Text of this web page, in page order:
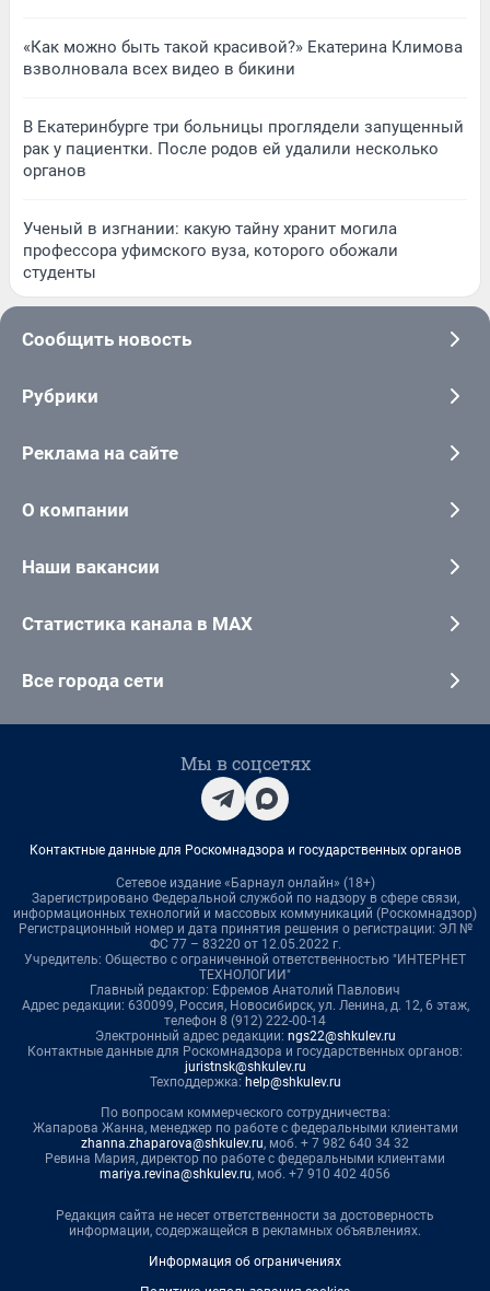
«Как можно быть такой красивой?» Екатерина Климова
взволновала всех видео в бикини
В Екатеринбурге три больницы проглядели запущенный
рак у пациентки. После родов ей удалили несколько
органов
Ученый в изгнании: какую тайну хранит могила
профессора уфимского вуза, которого обожали
студенты
Сообщить новость
Рубрики
Реклама на сайте
О компании
Наши вакансии
Статистика канала в MAX
Все города сети
Мы в соцсетях
Контактные данные для Роскомнадзора и государственных органов
Сетевое издание «Барнаул онлайн» (18+)
Зарегистрировано Федеральной службой по надзору в сфере связи,
информационных технологий и массовых коммуникаций (Роскомнадзор)
Регистрационный номер и дата принятия решения о регистрации: ЭЛ №
ФС 77 – 83220 от 12.05.2022 г.
Учредитель: Общество с ограниченной ответственностью "ИНТЕРНЕТ
ТЕХНОЛОГИИ"
Главный редактор: Ефремов Анатолий Павлович
Адрес редакции: 630099, Россия, Новосибирск, ул. Ленина, д. 12, 6 этаж,
телефон 8 (912) 222-00-14
Электронный адрес редакции: ngs22@shkulev.ru
Контактные данные для Роскомнадзора и государственных органов:
juristnsk@shkulev.ru
Техподдержка: help@shkulev.ru
По вопросам коммерческого сотрудничества:
Жапарова Жанна, менеджер по работе с федеральными клиентами
zhanna.zhaparova@shkulev.ru, моб. + 7 982 640 34 32
Ревина Мария, директор по работе с федеральными клиентами
mariya.revina@shkulev.ru, моб. +7 910 402 4056
Редакция сайта не несет ответственности за достоверность
информации, содержащейся в рекламных объявлениях.
Информация об ограничениях